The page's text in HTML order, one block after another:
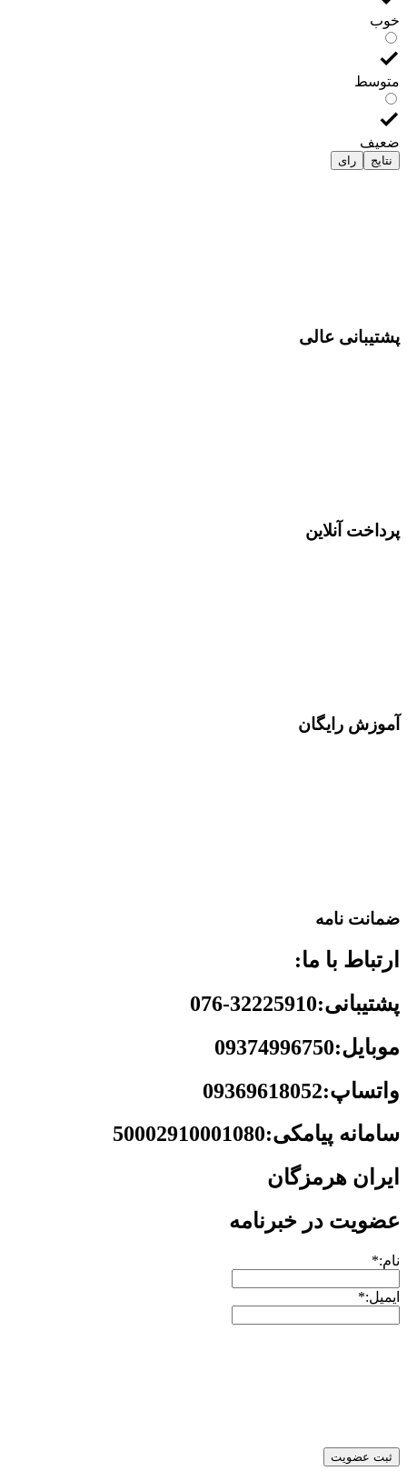
خوب
متوسط
ضعیف
نتایج رای
پشتیبانی عالی
پرداخت آنلاین
آموزش رایگان
ضمانت نامه
ارتباط با ما:
پشتیبانی:32225910-076
موبایل:09374996750
واتساپ:09369618052
سامانه پیامکی:50002910001080
ایران هرمزگان
عضویت در خبرنامه
نام:*
ایمیل:*